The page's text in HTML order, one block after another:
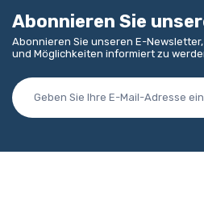
Abonnieren Sie
Abonnieren Sie unseren E-
und Möglichkeiten informiert zu